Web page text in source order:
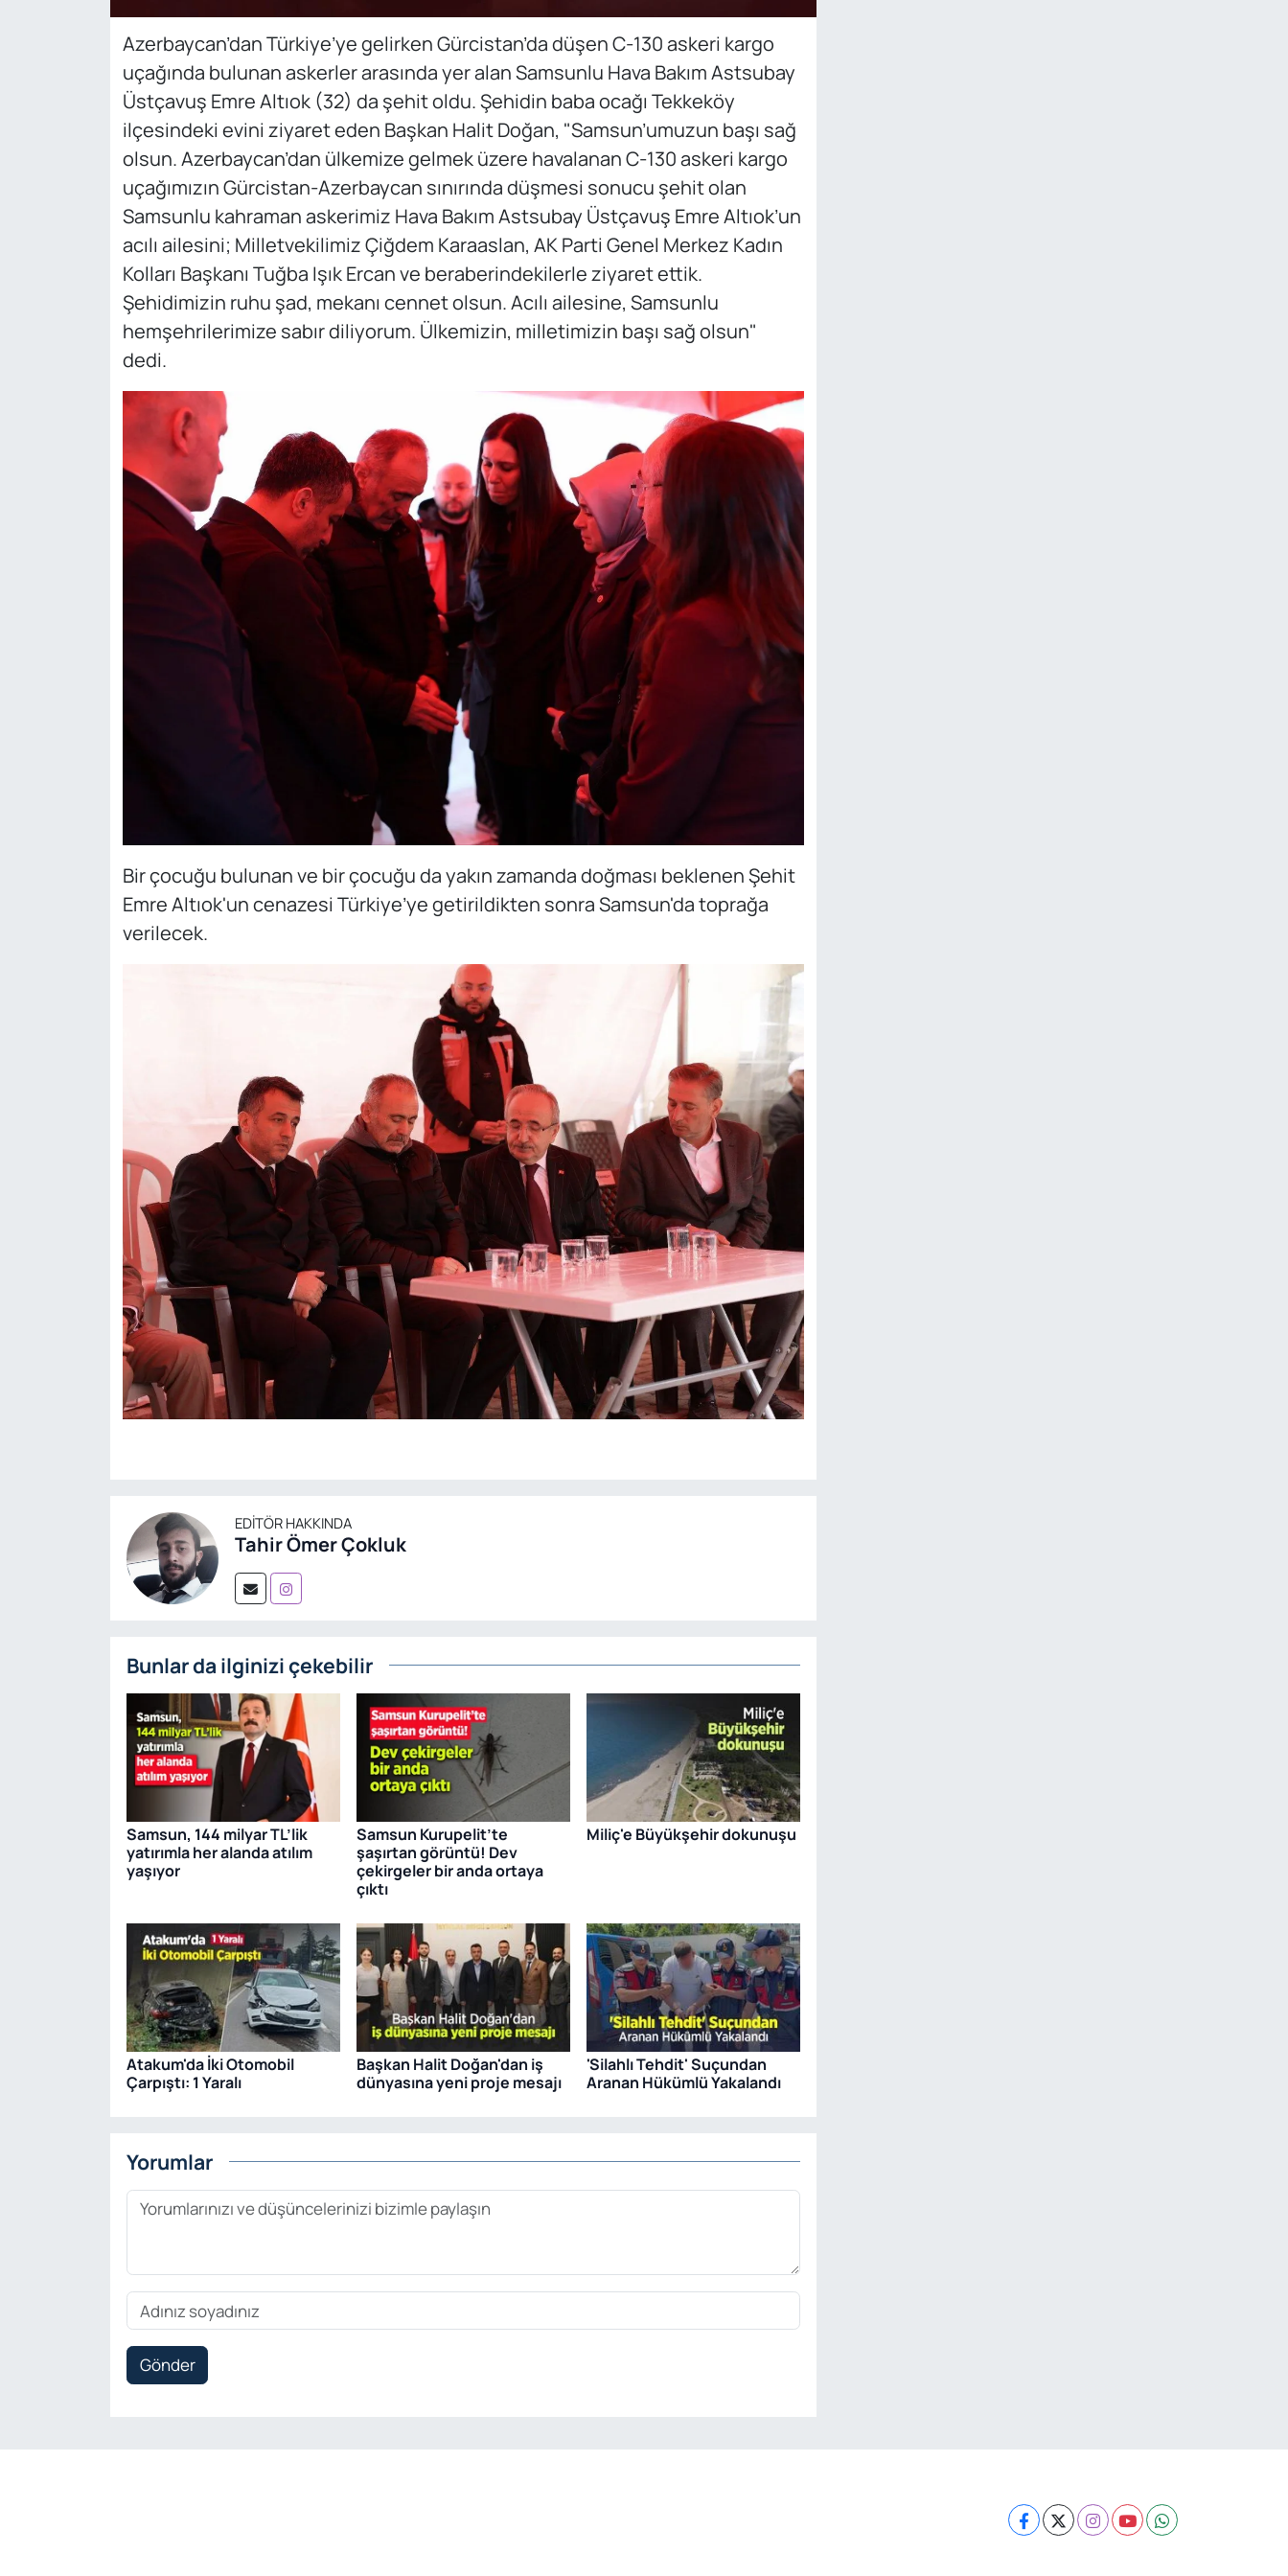
Azerbaycan’dan Türkiye’ye gelirken Gürcistan’da düşen C-130 askeri kargo
uçağında bulunan askerler arasında yer alan Samsunlu Hava Bakım Astsubay
Üstçavuş Emre Altıok (32) da şehit oldu. Şehidin baba ocağı Tekkeköy
ilçesindeki evini ziyaret eden Başkan Halit Doğan, "Samsun’umuzun başı sağ
olsun. Azerbaycan’dan ülkemize gelmek üzere havalanan C-130 askeri kargo
uçağımızın Gürcistan-Azerbaycan sınırında düşmesi sonucu şehit olan
Samsunlu kahraman askerimiz Hava Bakım Astsubay Üstçavuş Emre Altıok’un
acılı ailesini; Milletvekilimiz Çiğdem Karaaslan, AK Parti Genel Merkez Kadın
Kolları Başkanı Tuğba Işık Ercan ve beraberindekilerle ziyaret ettik.
Şehidimizin ruhu şad, mekanı cennet olsun. Acılı ailesine, Samsunlu
hemşehrilerimize sabır diliyorum. Ülkemizin, milletimizin başı sağ olsun"
dedi.
Bir çocuğu bulunan ve bir çocuğu da yakın zamanda doğması beklenen Şehit
Emre Altıok'un cenazesi Türkiye’ye getirildikten sonra Samsun'da toprağa
verilecek.
EDITÖR HAKKINDA
Tahir Ömer Çokluk
Bunlar da ilginizi çekebilir
Samsun, 144 milyar TL’lik
yatırımla her alanda atılım
yaşıyor
Samsun Kurupelit’te
şaşırtan görüntü! Dev
çekirgeler bir anda ortaya
çıktı
Miliç'e Büyükşehir dokunuşu
Atakum'da İki Otomobil
Çarpıştı: 1 Yaralı
Başkan Halit Doğan'dan iş
dünyasına yeni proje mesajı
'Silahlı Tehdit' Suçundan
Aranan Hükümlü Yakalandı
Yorumlar
Gönder